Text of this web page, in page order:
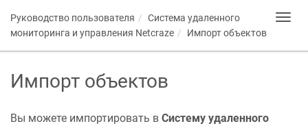
Руководство пользователя
Система удаленного
мониторинга и управления Netcraze Импорт объектов
Импорт объектов
Вы можете импортировать в Систему удаленного